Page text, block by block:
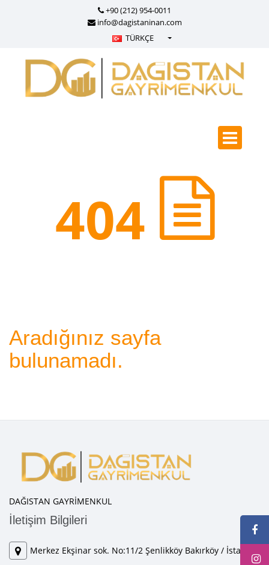
+90 (212) 954-0011
info@dagistaninan.com
TÜRKÇE
English - English
русский - Russian
Српски - Serbian
404
Aradığınız sayfa
bulunamadı.
DAĞISTAN GAYRİMENKUL
İletişim Bilgileri
Merkez Ekşinar sok. No:11/2 Şenlikköy Bakırköy / İstanbul